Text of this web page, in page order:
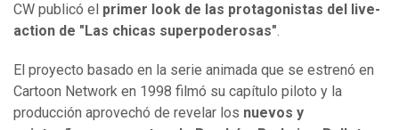
CW publicó el primer look de las protagonistas del live-
action de "Las chicas superpoderosas".
El proyecto basado en la serie animada que se estrenó en
Cartoon Network en 1998 filmó su capítulo piloto y la
producción aprovechó de revelar los nuevos y